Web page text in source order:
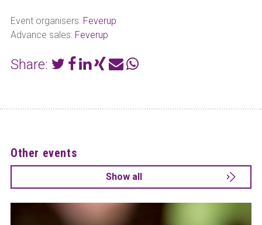
Event organisers: Feverup
Advance sales: Feverup
Share:
Other events
Show all